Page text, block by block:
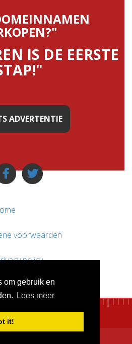
om gebruik en
Lees meer
it!
IS DE EERSTE
ADVERTENTIE
voorwaarden
policy
/ Support